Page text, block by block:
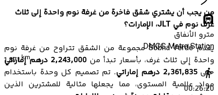
من يجب أن يشتري شقق فاخرة من غرفة نوم واحدة إلى ثلاث
غرف نوم في JLT، الإمارات؟
يقدم Sobha Verde مجموعة من الشقق تتراوح من غرفة نوم
واحدة إلى ثلاث غرف، بأسعار تبدأ من 2,243,000 درهم إماراتي
حتى2,361,835 درهم إماراتي
. تم تصميم كل وحدة باستخدام
مواد عالمية المستوى، مما يجعلها مثالية للمشترين الذين
مترو الأنفاق
DMCC Metro Station
1.871km
00:26:20